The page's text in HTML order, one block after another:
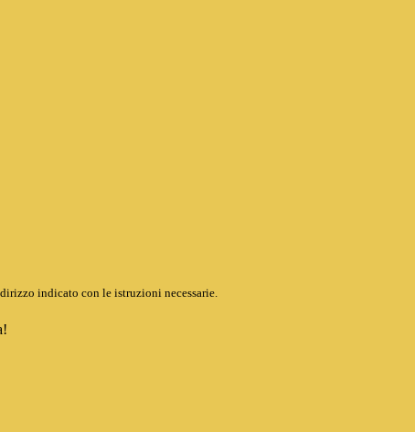
indicato con le istruzioni necessarie.